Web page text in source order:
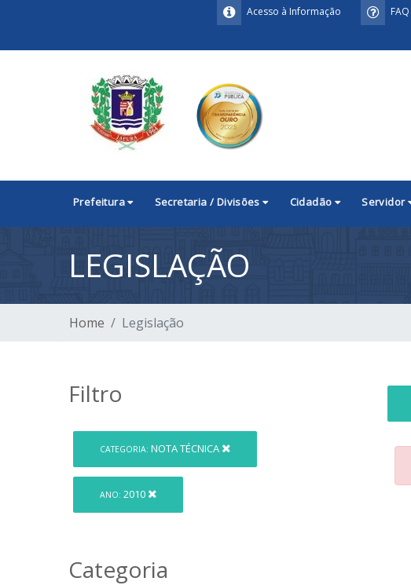
FAQ
Acesso à Informação
Prefeitura Secretaria / Divisões Cidadão Servidor
LEGISLAÇÃO
Home Legislação
Filtro
CATEGORIA: NOTA TÉCNICA
ANO: 2010
Categoria